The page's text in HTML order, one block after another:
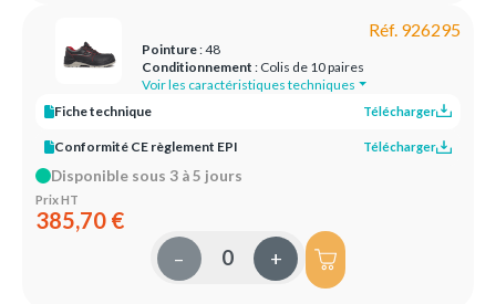
Réf. 926295
Pointure: 48
Conditionnement : Colis de 10 paires
Voir les caractéristiques techniques
Fiche technique
Télécharger
Conformité CE règlement EPI Télécharger
Disponible sous 3 à 5 jours
Prix HT
385,70 €
– +